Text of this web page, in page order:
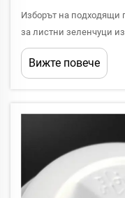
Изборът на подходящи
за листни зеленчуци
вентилацията директно
годност и
Вижте повече